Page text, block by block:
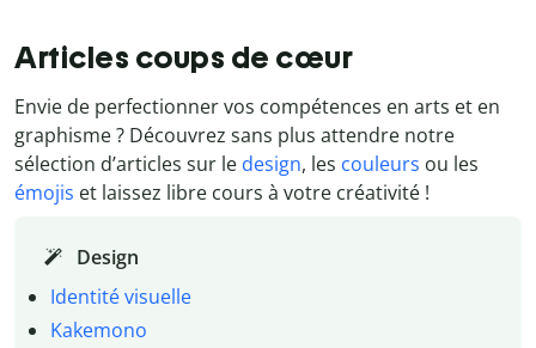
Articles coups de cœur
Envie de perfectionner vos compétences en arts et en
graphisme ? Découvrez sans plus attendre notre
sélection d’articles sur le design, les couleurs ou les
émojis et laissez libre cours à votre créativité !
Design
Identité visuelle
Kakemono